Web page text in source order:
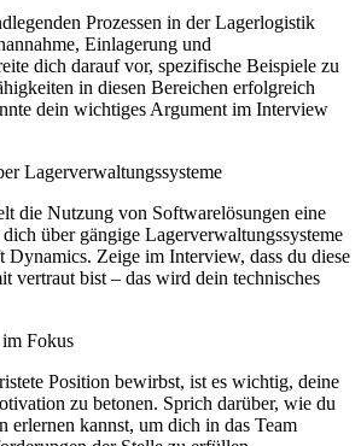
Prozessen in der Lagerlogistik
Einlagerung und
dich darauf vor, spezifische Beispiele zu
in diesen Bereichen erfolgreich
dein wichtiges Argument im Interview
Lagerverwaltungssysteme
die Nutzung von Softwarelösungen eine
über gängige Lagerverwaltungssysteme
Zeige im Interview, dass du diese
vertraut bist – das wird dein technisches
Fokus
Position bewirbst, ist es wichtig, deine
zu betonen. Sprich darüber, wie du
erlernen kannst, um dich in das Team